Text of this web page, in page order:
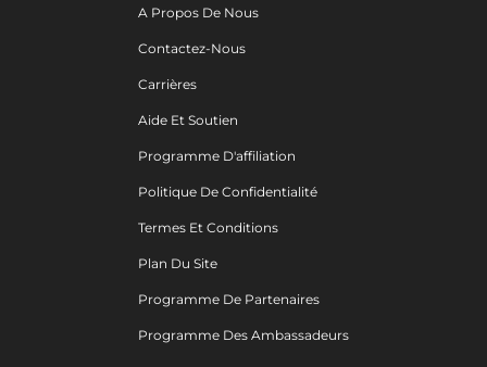
A Propos De Nous
Contactez-Nous
Carrières
Aide Et Soutien
Programme D'affiliation
Politique De Confidentialité
Termes Et Conditions
Plan Du Site
Programme De Partenaires
Programme Des Ambassadeurs